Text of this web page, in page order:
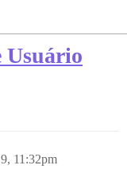
Usuário
11:32pm